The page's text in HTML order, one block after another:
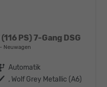
PS) 7-Gang DSG
Neuwagen
Getriebe Automatik
Außenfarbe , Wolf Grey Metallic (A6)